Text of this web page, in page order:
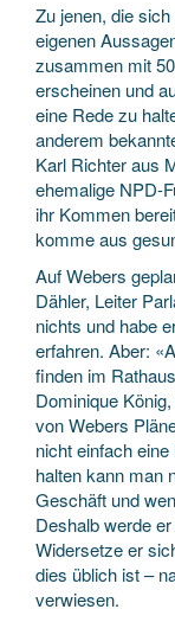
Zu jenen, die
eigenen
zusammen mit
erscheinen und
eine Rede zu
anderem
Karl Richter aus
ehemalige NPD-
ihr Kommen
komme aus
Auf Webers
Dähler, Leiter
nichts und habe
erfahren. Aber:
finden im
Dominique
von Webers
nicht einfach
halten kann man
Geschäft und
Deshalb werde
Widersetze er
dies üblich ist –
verwiesen.